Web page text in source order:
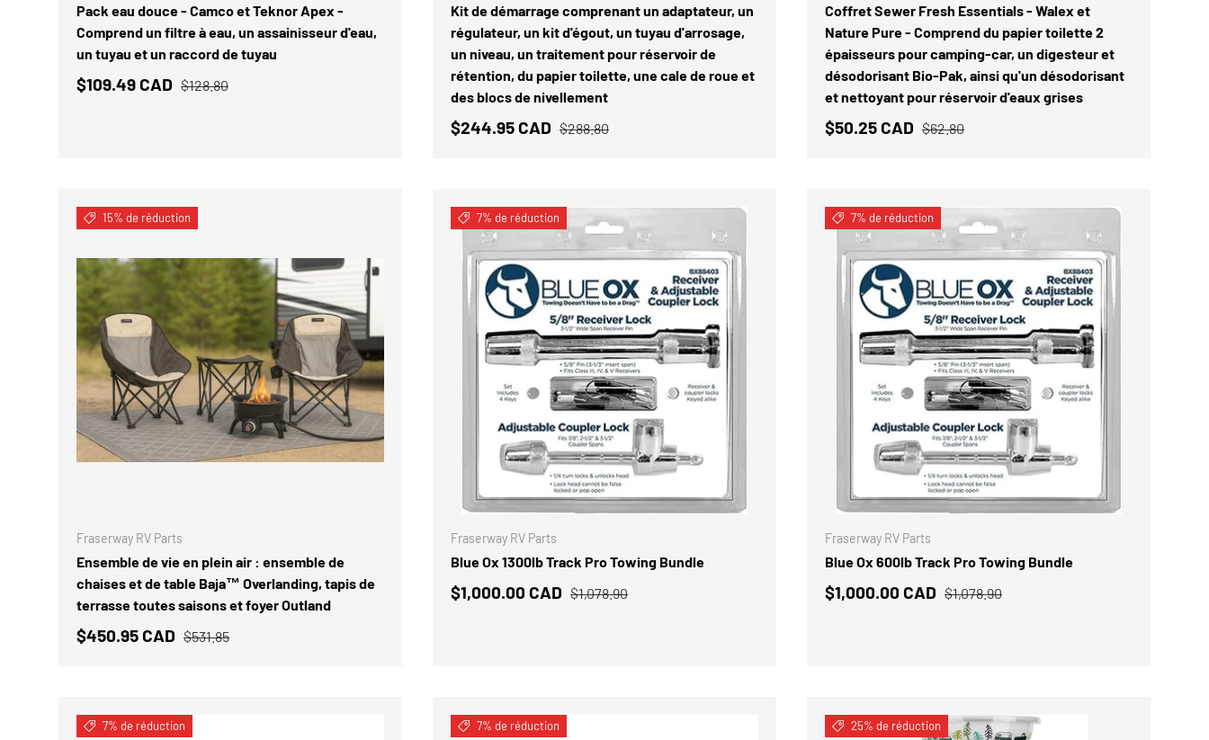
Pack eau douce - Camco et Teknor Apex -
Comprend un filtre à eau, un assainisseur d'eau,
un tuyau et un raccord de tuyau
$109.49 CAD $128.80
Kit de démarrage comprenant un adaptateur, un
régulateur, un kit d'égout, un tuyau d'arrosage,
un niveau, un traitement pour réservoir de
rétention, du papier toilette, une cale de roue et
des blocs de nivellement
$244.95 CAD $288.80
Coffret Sewer Fresh Essentials - Walex et
Nature Pure - Comprend du papier toilette 2
épaisseurs pour camping-car, un digesteur et
désodorisant Bio-Pak, ainsi qu'un désodorisant
et nettoyant pour réservoir d'eaux grises
$50.25 CAD $62.80
15% de réduction
Fraserway RV Parts
Ensemble de vie en plein air : ensemble de
chaises et de table Baja™ Overlanding, tapis de
terrasse toutes saisons et foyer Outland
$450.95 CAD $531.85
7% de réduction
Fraserway RV Parts
Blue Ox 1300lb Track Pro Towing Bundle
$1,000.00 CAD $1,078.90
AJOUTER AU PANIER
7% de réduction
Fraserway RV Parts
Blue Ox 600lb Track Pro Towing Bundle
$1,000.00 CAD $1,078.90
AJOUTER AU
7% de réduction 7% de réduction 25% de réduction